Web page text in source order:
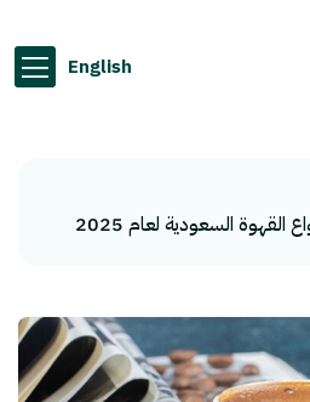
English
السعودية لعام 2025